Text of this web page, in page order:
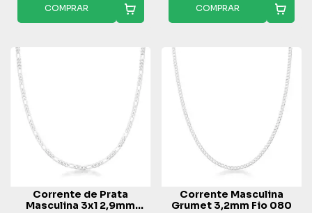
COMPRAR COMPRAR
Corrente de Prata
Masculina 3x1 2,9mm
Corrente Masculina
Grumet 3,2mm Fio 080